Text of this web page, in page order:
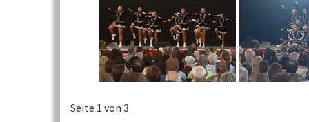
Seite 1 von 3